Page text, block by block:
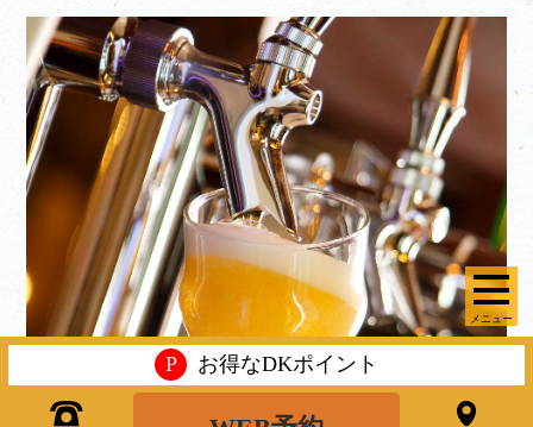
メニュー
P お得なDKポイント